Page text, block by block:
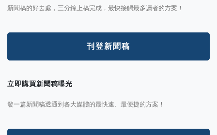
新聞稿的好去處，三分鐘上稿完成，最快接觸最多讀者的方案！
刊登新聞稿
立即購買新聞稿曝光
發一篇新聞稿透通到各大媒體的最快速、最便捷的方案！